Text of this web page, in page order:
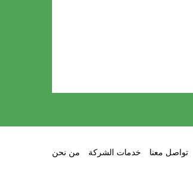
تواصل معنا خدمات الشركة من نحن